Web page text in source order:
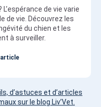
de vie varie
de vie. Découvrez les
du chien et les
à surveiller.
d’astuces et d’articles
sur le blog Liv’Vet.